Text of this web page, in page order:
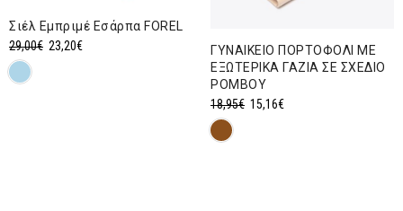
Σιέλ Εμπριμέ Εσάρπα FOREL
29,00€ Original
23,20€Η
ΓΥΝΑΙΚΕΙΟ ΠΟΡΤΟΦΟΛΙ ΜΕ
ΕΞΩΤΕΡΙΚΑ ΓΑΖΙΑ ΣΕ ΣΧΕΔΙΟ
ΡΟΜΒΟΥ
18,95€ Original
15,16€Η